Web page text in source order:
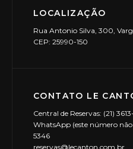
LOCALIZAÇÃO
Rua Antonio Silva, 300,
CEP: 25990-150
CONTATO LE
Central de Reservas: (21)
WhatsApp (este número não
5346
reservas@lecanton.com.br